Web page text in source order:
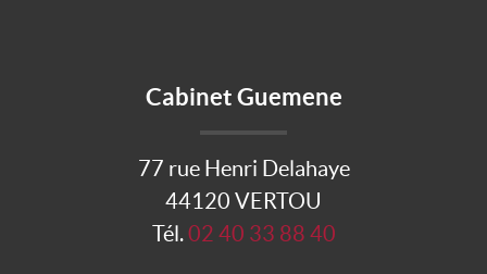
Cabinet Guemene
77 rue Henri Delahaye
44120 VERTOU
Tél.02 40 33 88 40